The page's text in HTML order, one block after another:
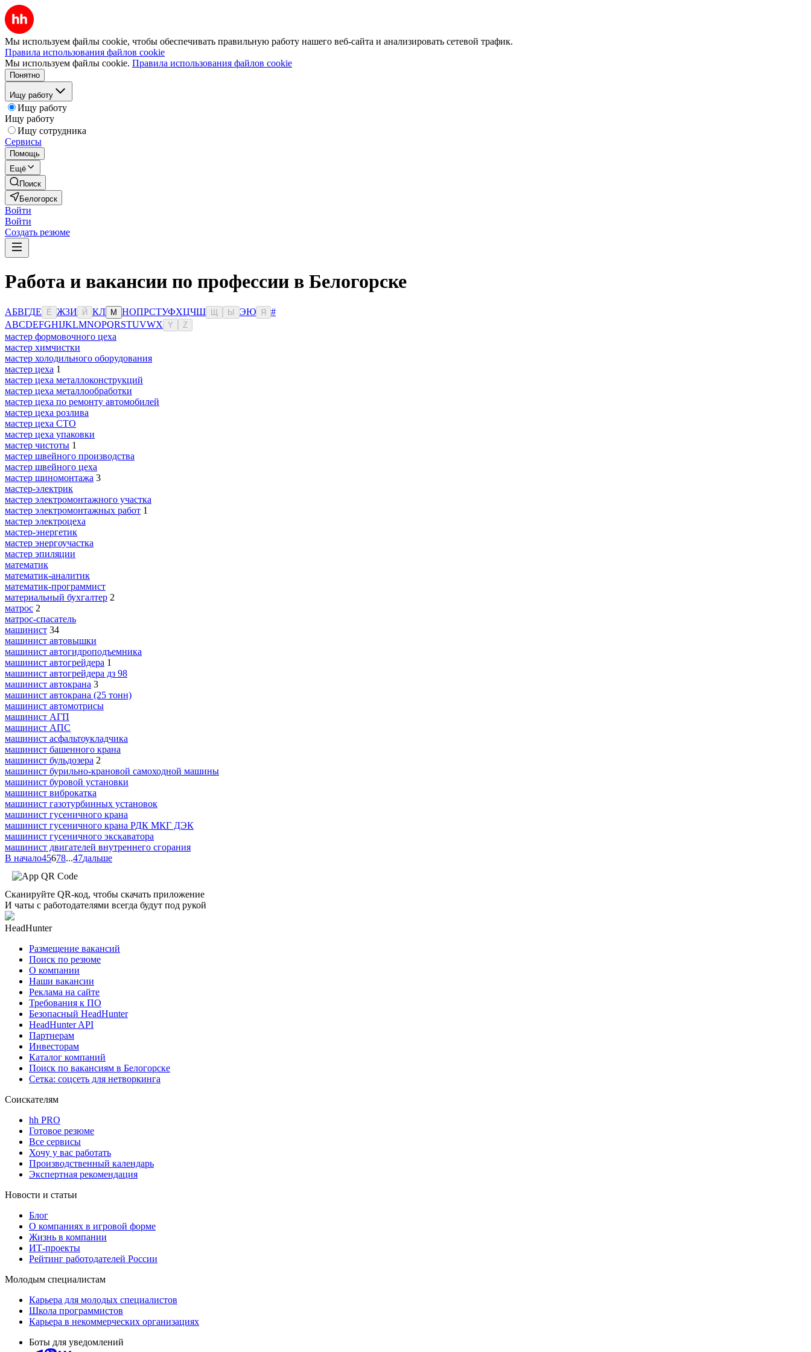
Мы используем файлы cookie, чтобы обеспечивать правильную работу нашего веб-сайта и анализировать сетевой трафик.
Правила использования файлов cookie
Мы используем файлы cookie. Правила использования файлов cookie
Понятно
Ищу работу
Ищу работу
Ищу работу
Ищу сотрудника
Сервисы
Помощь
Ещё
Поиск
Белогорск
Войти
Войти
Создать резюме
Работа и вакансии по профессии в Белогорске
АБВГДЕ Ё ЖЗИ Й КЛ М НОПРСТУФХЦЧШ Ы ЭЮ Я
#
ABCDEFGHIJKLMNOPQRSTUVWX Y Z
мастер формовочного цеха
мастер химчистки
мастер холодильного оборудования
мастер цеха 1
мастер цеха металлоконструкций
мастер цеха металлообработки
мастер цеха по ремонту автомобилей
мастер цеха розлива
мастер цеха СТО
мастер цеха упаковки
мастер чистоты 1
мастер швейного производства
мастер швейного цеха
мастер шиномонтажа 3
мастер-электрик
мастер электромонтажного участка
мастер электромонтажных работ 1
мастер электроцеха
мастер-энергетик
мастер энергоучастка
мастер эпиляции
математик
математик-аналитик
математик-программист
материальный бухгалтер 2
матрос 2
матрос-спасатель
машинист 34
машинист автовышки
машинист автогидроподъемника
машинист автогрейдера 1
машинист автогрейдера дз 98
машинист автокрана 3
машинист автокрана (25 тонн)
машинист автомотрисы
машинист АГП
машинист АПС
машинист асфальтоукладчика
машинист башенного крана
машинист бульдозера 2
машинист бурильно-крановой самоходной машины
машинист буровой установки
машинист виброкатка
машинист газотурбинных установок
машинист гусеничного крана
машинист гусеничного крана РДК МКГ ДЭК
машинист гусеничного экскаватора
машинист двигателей внутреннего сгорания
В начало45678...47дальше
Сканируйте QR-код, чтобы скачать приложение
И чаты с работодателями всегда будут под рукой
HeadHunter
Размещение вакансий
Поиск по резюме
О компании
Наши вакансии
Реклама на сайте
Требования к ПО
Безопасный HeadHunter
HeadHunter API
Партнерам
Инвесторам
Каталог компаний
Поиск по вакансиям в Белогорске
Сетка: соцсеть для нетворкинга
Соискателям
hh PRO
Готовое резюме
Все сервисы
Хочу у вас работать
Производственный календарь
Экспертная рекомендация
Новости и статьи
Блог
О компаниях в игровой форме
Жизнь в компании
ИТ-проекты
Рейтинг работодателей России
Молодым специалистам
Карьера для молодых специалистов
Школа программистов
Карьера в некоммерческих организациях
Боты для уведомлений